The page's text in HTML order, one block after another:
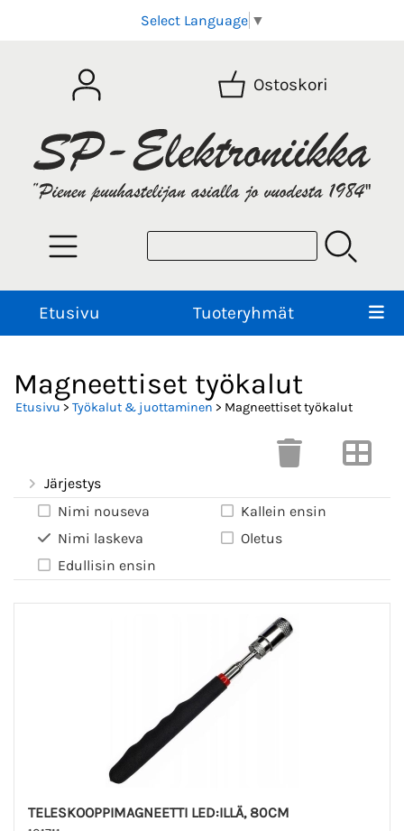
Select Language ▼
Ostoskori
Etusivu Tuoteryhmät
Magneettiset työkalut
Etusivu > Työkalut & juottaminen > Magneettiset työkalut
Järjestys
Nimi nouseva
Nimi laskeva
Edullisin ensin
Kallein ensin
Oletus
TELESKOOPPIMAGNEETTI LED:ILLÄ, 80CM